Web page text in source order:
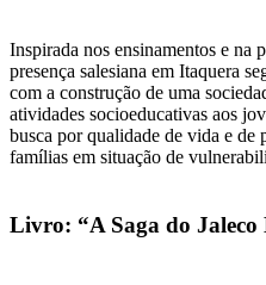
Inspirada nos ensinamentos e na
presença salesiana em Itaquera
com a construção de uma
atividades socioeducativas aos
busca por qualidade de vida e de
famílias em situação de
Livro: “A Saga do Jaleco